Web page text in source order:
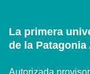
La primera
de la Patagonia
Autorizada